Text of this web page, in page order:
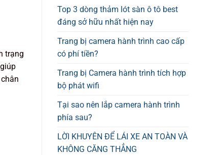
trạng
Top 3 dòng thảm lót sàn ô tô best
đáng sở hữu nhất hiện nay
Trang bị camera hành trình cao cấp
có phí tiền?
Trang bị Camera hành trình tích hợp
bộ phát wifi
Tại sao nên lắp camera hành trình
phía sau?
LỜI KHUYÊN ĐỂ LÁI XE AN TOÀN VÀ
KHÔNG CĂNG THẲNG